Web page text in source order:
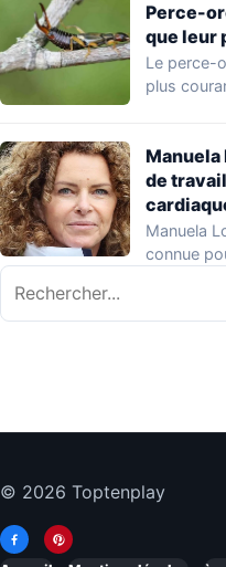
Perce-
que leur
Le perce-
plus
Manuela
de
Manuela
connue
© 2026 Toptenplay